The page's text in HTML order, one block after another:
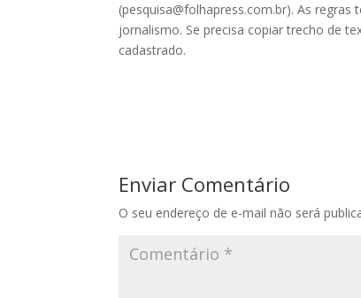
(pesquisa@folhapress.com.br). As
jornalismo. Se precisa copiar trecho de
cadastrado.
Enviar Comentário
O seu endereço de e-mail não será